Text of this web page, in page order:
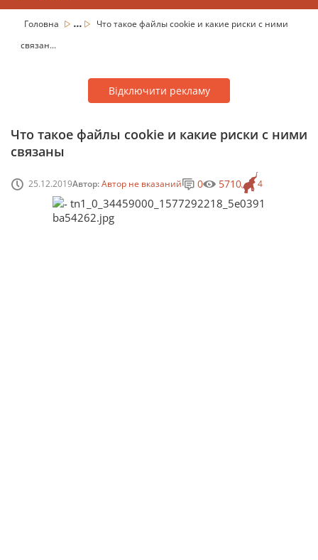
Головна ...
Что такое файлы cookie и какие риски с ними
связан...
Відключити рекламу
Что такое файлы cookie и какие риски с ними
связаны
25.12.2019Автор:Автор не вказаний 4
0 5710